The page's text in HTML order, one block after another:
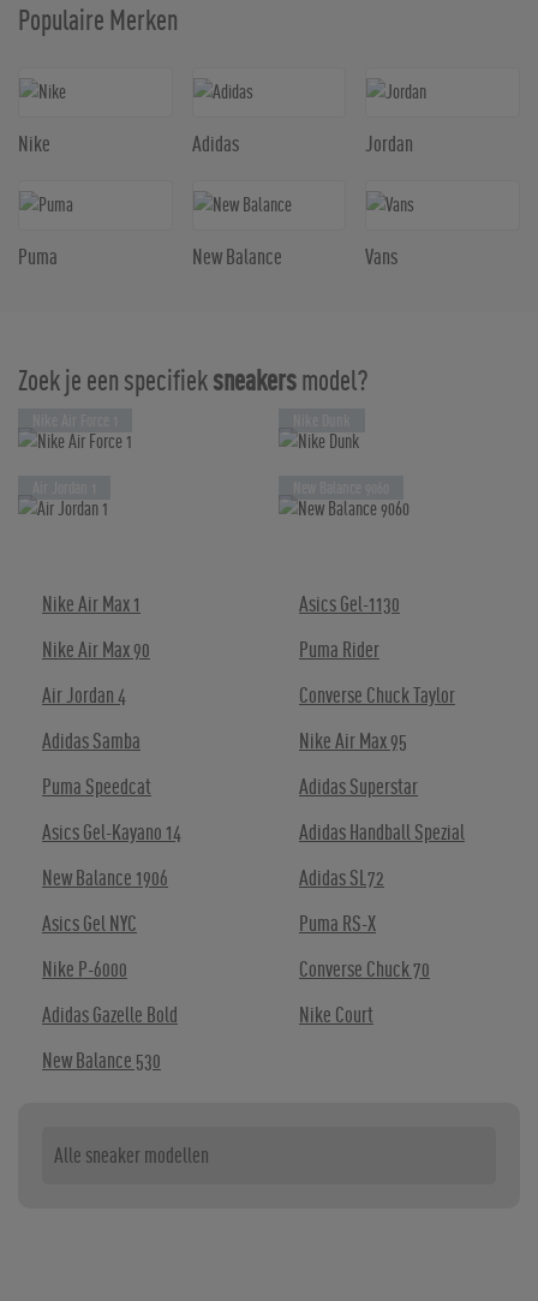
Populaire Merken
Nike Adidas Jordan
Puma New Balance Vans
Zoek je een specifieksneakersmodel?
Nike Air Max 1
Nike Air Max 90
Air Jordan 4
Adidas Samba
Puma Speedcat
Asics Gel-Kayano 14
New Balance 1906
Asics Gel NYC
Nike P-6000
Adidas Gazelle Bold
New Balance 530
Asics Gel-1130
Puma Rider
Converse Chuck Taylor
Nike Air Max 95
Adidas Superstar
Adidas Handball Spezial
Adidas SL72
Puma RS-X
Converse Chuck 70
Nike Court
Alle sneaker modellen